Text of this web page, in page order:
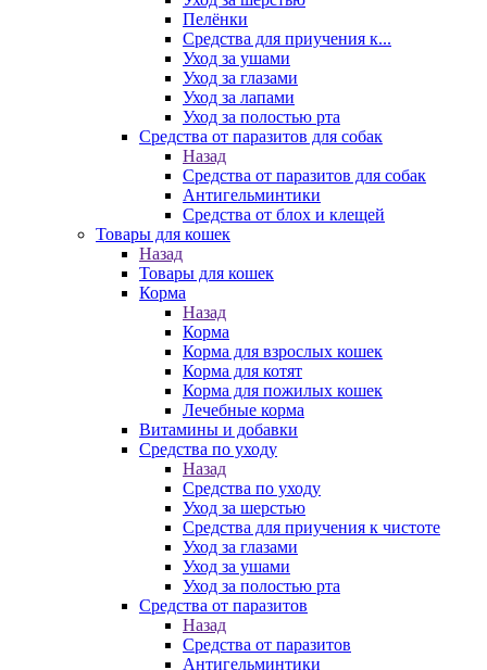
Пелёнки
Средства для приучения к...
Уход за ушами
Уход за глазами
Уход за лапами
Уход за полостью рта
Средства от паразитов для собак
Назад
Средства от паразитов для собак
Антигельминтики
Средства от блох и клещей
Товары для кошек
Назад
Товары для кошек
Корма
Назад
Корма
Корма для взрослых кошек
Корма для котят
Корма для пожилых кошек
Лечебные корма
Витамины и добавки
Средства по уходу
Назад
Средства по уходу
Уход за шерстью
Средства для приучения к чистоте
Уход за глазами
Уход за ушами
Уход за полостью рта
Средства от паразитов
Назад
Средства от паразитов
Антигельминтики